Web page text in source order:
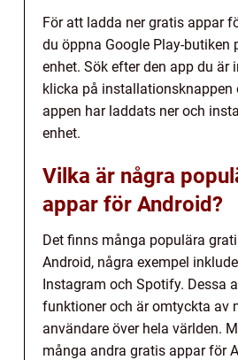
För att ladda ner gratis appar
du öppna Google Play-butiken
enhet. Sök efter den app du är
klicka på installationsknappen
appen har laddats ner och
enhet.
Vilka är några
appar för Android?
Det finns många populära
Android, några exempel
Instagram och Spotify. Dessa
funktioner och är omtyckta av
användare över hela världen.
många andra gratis appar för